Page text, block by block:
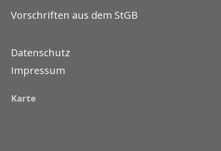
Vorschriften aus dem StGB
Datenschutz
Impressum
Karte